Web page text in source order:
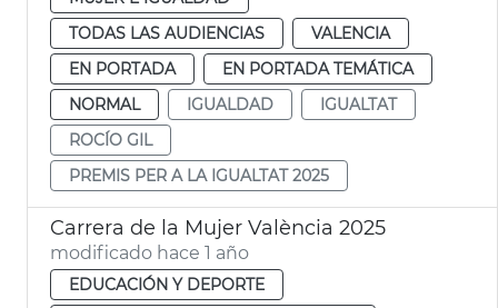
TODAS LAS AUDIENCIAS
VALENCIA
EN PORTADA
EN PORTADA TEMÁTICA
NORMAL
IGUALDAD
IGUALTAT
ROCÍO GIL
PREMIS PER A LA IGUALTAT 2025
Carrera de la Mujer València 2025
modificado hace 1 año
EDUCACIÓN Y DEPORTE